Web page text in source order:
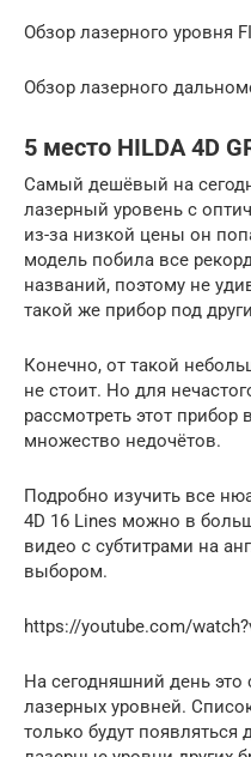
Обзор лазерного уровня
Обзор лазерного
5 место HILDA 4D
Самый дешёвый на
лазерный уровень с
из-за низкой цены он
модель побила все
названий, поэтому не
такой же прибор под
Конечно, от такой
не стоит. Но для
рассмотреть этот
множество недочётов.
Подробно изучить все
4D 16 Lines можно в
видео с субтитрами на
выбором.
https://youtube.com/
На сегодняшний день это
лазерных уровней.
только будут